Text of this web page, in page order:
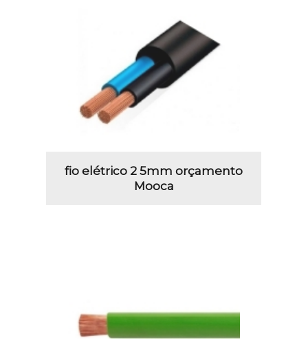
fio elétrico 2 5mm orçamento
Mooca